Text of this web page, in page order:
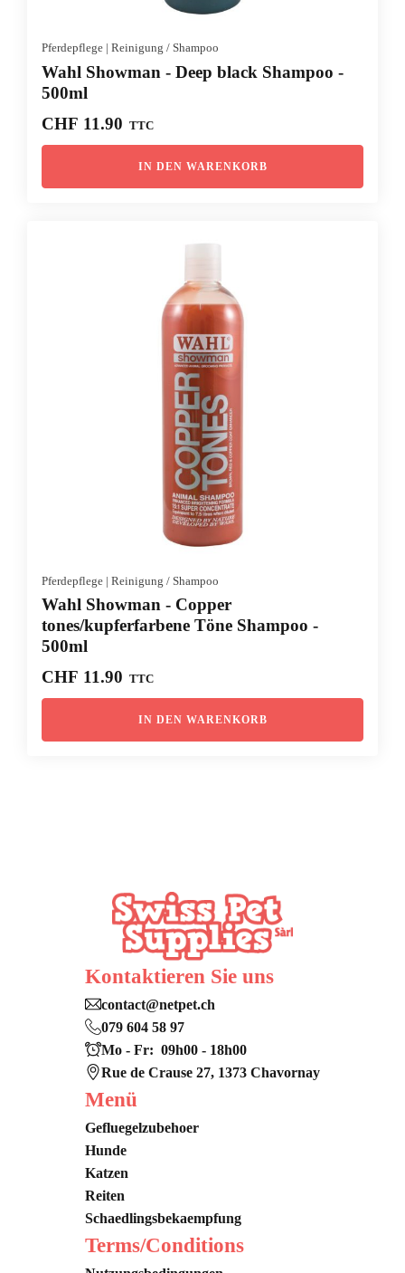
Pferdepflege | Reinigung / Shampoo
Wahl Showman - Deep black Shampoo -
500ml
CHF 11.90 TTC
IN DEN WARENKORB
Pferdepflege | Reinigung / Shampoo
Wahl Showman - Copper
tones/kupferfarbene Töne Shampoo -
500ml
CHF 11.90 TTC
IN DEN WARENKORB
Kontaktieren Sie uns
contact@netpet.ch
079 604 58 97
Mo - Fr: 09h00 - 18h00
Rue de Crause 27, 1373 Chavornay
Menü
Gefluegelzubehoer
Hunde
Katzen
Reiten
Schaedlingsbekaempfung
Terms/Conditions